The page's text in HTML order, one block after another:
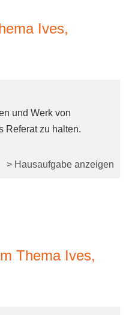
Ives,
und Werk von
Referat zu halten.
> Hausaufgabe anzeigen
Thema Ives,